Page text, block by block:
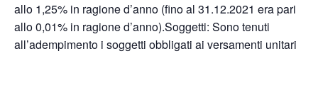
allo 1,25% in ragione d’anno (fino al 31.12.2021 era pari
allo 0,01% in ragione d’anno).Soggetti: Sono tenuti
all’adempimento i soggetti obbligati ai versamenti unitari